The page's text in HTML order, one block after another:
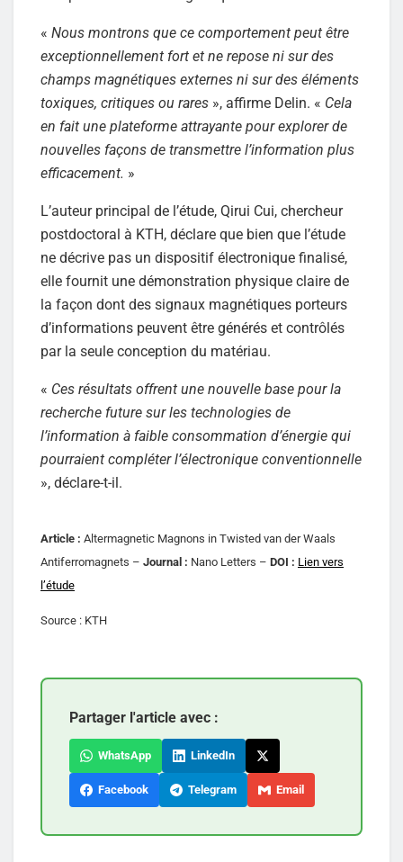
« Nous montrons que ce comportement peut être
exceptionnellement fort et ne repose ni sur des
champs magnétiques externes ni sur des éléments
toxiques, critiques ou rares », affirme Delin. « Cela
en fait une plateforme attrayante pour explorer de
nouvelles façons de transmettre l’information plus
efficacement. »
L’auteur principal de l’étude, Qirui Cui, chercheur
postdoctoral à KTH, déclare que bien que l’étude
ne décrive pas un dispositif électronique finalisé,
elle fournit une démonstration physique claire de
la façon dont des signaux magnétiques porteurs
d’informations peuvent être générés et contrôlés
par la seule conception du matériau.
« Ces résultats offrent une nouvelle base pour la
recherche future sur les technologies de
l’information à faible consommation d’énergie qui
pourraient compléter l’électronique conventionnelle
», déclare-t-il.
Article : Altermagnetic Magnons in Twisted van der Waals
Antiferromagnets – Journal : Nano Letters – DOI : Lien vers
l’étude
Source : KTH
Partager l'article avec :
WhatsApp LinkedIn
Facebook Telegram Email